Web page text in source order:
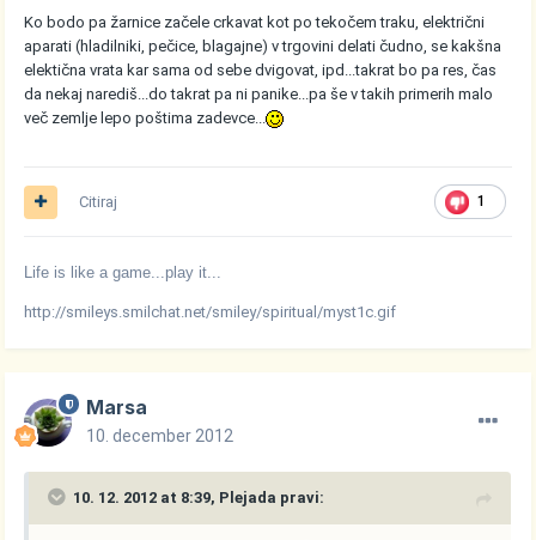
Ko bodo pa žarnice začele crkavat kot po tekočem traku, električni
aparati (hladilniki, pečice, blagajne) v trgovini delati čudno, se kakšna
elektična vrata kar sama od sebe dvigovat, ipd...takrat bo pa res, čas
da nekaj narediš...do takrat pa ni panike...pa še v takih primerih malo
več zemlje lepo poštima zadevce...
1
Citiraj
Life is like a game...play it...
http://smileys.smilchat.net/smiley/spiritual/myst1c.gif
Marsa
10. december 2012
10. 12. 2012 at 8:39, Plejada pravi: